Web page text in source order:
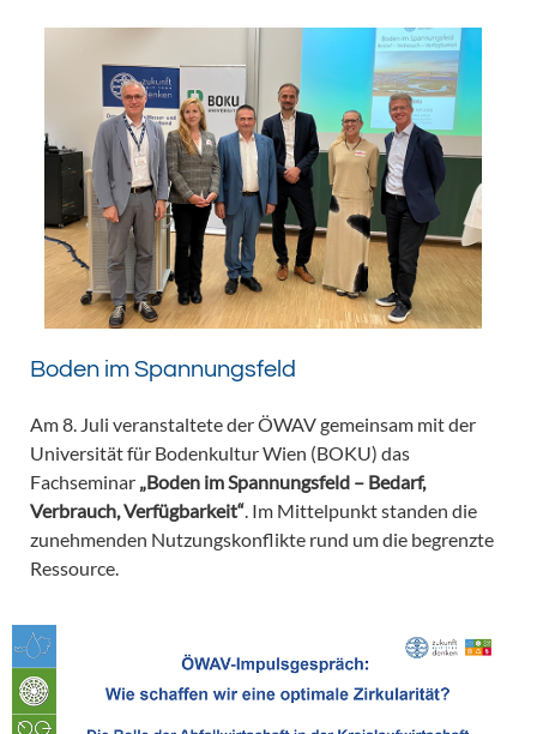
Boden im Spannungsfeld
Am 8. Juli veranstaltete der ÖWAV gemeinsam mit der
Universität für Bodenkultur Wien (BOKU) das
Fachseminar „Boden im Spannungsfeld – Bedarf,
Verbrauch, Verfügbarkeit“ . Im Mittelpunkt standen die
zunehmenden Nutzungskonflikte rund um die begrenzte
Ressource.